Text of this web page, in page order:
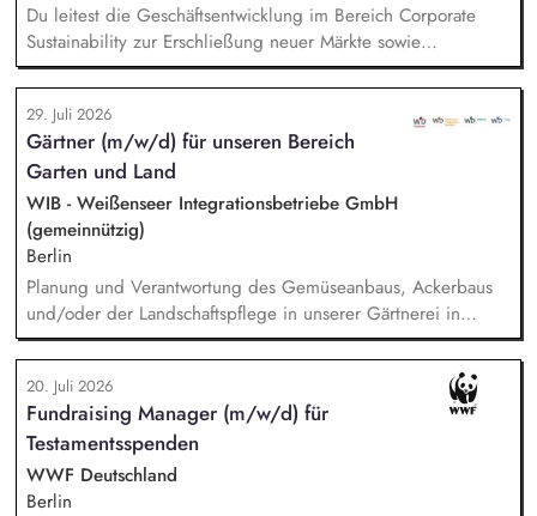
Du leitest die Geschäftsentwicklung im Bereich Corporate
Sustainability zur Erschließung neuer Märkte sowie
Entwicklung von Geschäftsmodellen. Dabei arbeitest du eng
mit einem bestehenden Team zusammen und entwickelst
dieses gemeinsam mit erfahrenen Projektleiter*innen weiter.
Zu Deinen Aufgaben gehören vor allem:
Strategieentwicklung: Entwurf und Umsetzung von
Wachstumsstrategie und Geschäftsmodellen, Trendanalysen:
Frühzeitige Identifikation von Branchen- und
Regulatoriktrends, Partnermanagement: Aufbau von
strategischen Partnerschaften, Kooperationen und
Netzwerken, Akquisition von Aufträgen, Neukunden und
Projekten.
29. Juli 2026
Gärtner (m/w/d) für unseren Bereich
Garten und Land
WIB - Weißenseer Integrationsbetriebe GmbH
(gemeinnützig)
Berlin
Planung und Verantwortung des Gemüseanbaus, Ackerbaus
und/oder der Landschaftspflege in unserer Gärtnerei in
Berlin-Malchow, Umsetzung eines zertifizierten Bio-Anbaus,
fachliche Anleitung und Unterstützung der Teilnehmenden
und Beschäftigten, Organisation der Arbeitsabläufe und einer
zweckmäßigen Arbeitsplatzgestaltung, Überwachung der
Einhaltung von Gesundheits-, Arbeitsschutz- und
Unfallverhütungsvorschriften.
20. Juli 2026
Fundraising Manager (m/w/d) für
Testamentsspenden
WWF Deutschland
Berlin